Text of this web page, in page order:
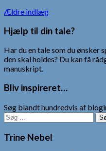
Navigation
til
Ældre indlæg
Hjælp til din tale?
Har du en tale som du ønsker
den skal holdes? Du kan få
manuskript.
Bliv inspireret…
Søg blandt hundredvis af
Søg
efter:
Trine Nebel